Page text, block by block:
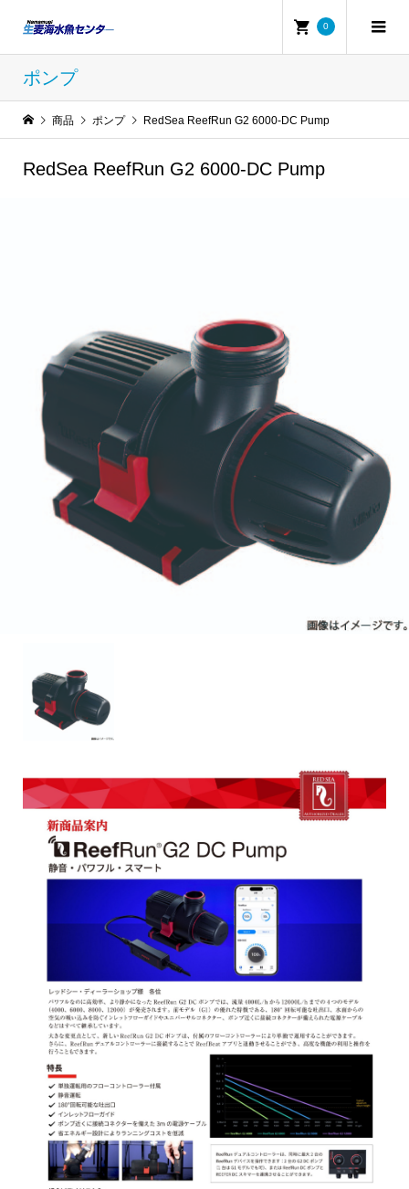
0
ポンプ
商品 ポンプ RedSea ReefRun G2 6000-DC Pump
RedSea ReefRun G2 6000-DC Pump